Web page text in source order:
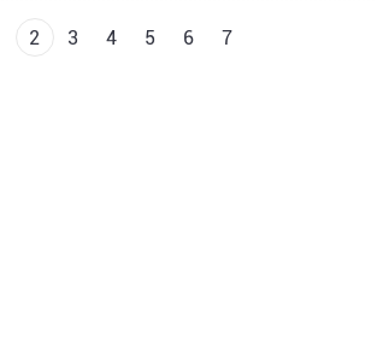
2 3 4 5 6 7